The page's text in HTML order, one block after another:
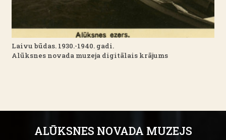
Laivu būdas. 1930.-1940. gadi.
Alūksnes novada muzeja digitālais krājums
ALŪKSNES NOVADA MUZEJS